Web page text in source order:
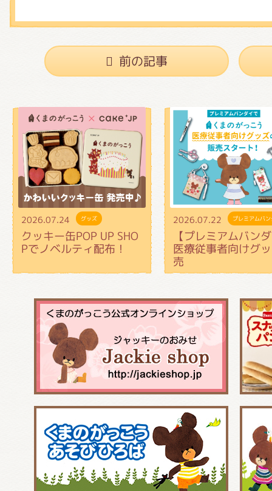
前の記事
2026.07.24 グッズ
クッキー缶POP UP SHO
Pでノベルティ配布！
2026.07.22 プレミアムバ
【プレミアムバン
医療従事者向けグ
売